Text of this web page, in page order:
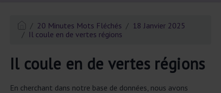
20 Minutes Mots Fléchés
18 Janvier 2025
Il coule en de vertes régions
Il coule en de vertes régions
En cherchant dans notre base de données, nous avons